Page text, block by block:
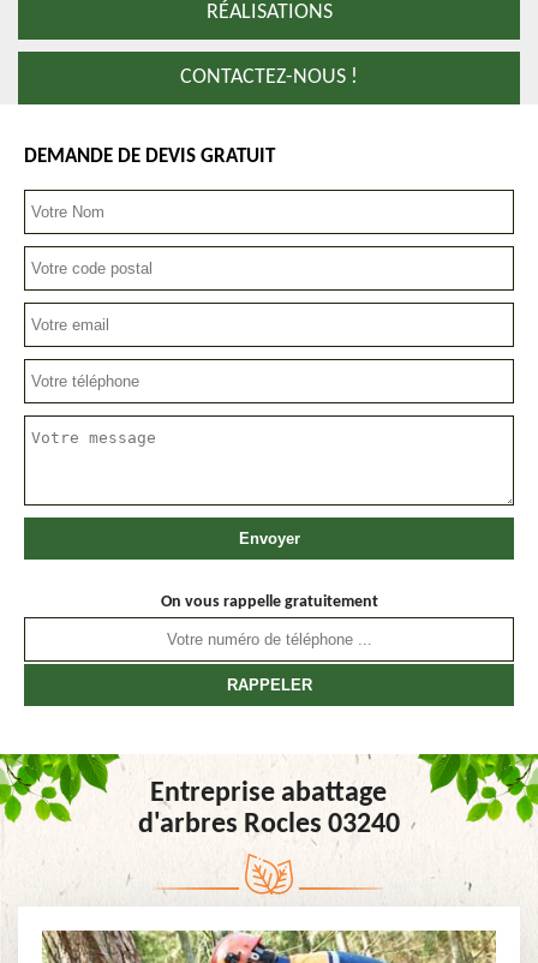
RÉALISATIONS
CONTACTEZ-NOUS !
DEMANDE DE DEVIS GRATUIT
On vous rappelle gratuitement
Entreprise abattage
d'arbres Rocles 03240